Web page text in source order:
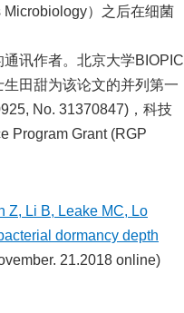
Microbiology）之后在细菌
讯作者。北京大学BIOPIC
田甜为该论文的并列第一
No. 31370847)，科技
Program Grant (RGP
Z, Li B, Leake MC, Lo
dormancy depth
21.2018 online)